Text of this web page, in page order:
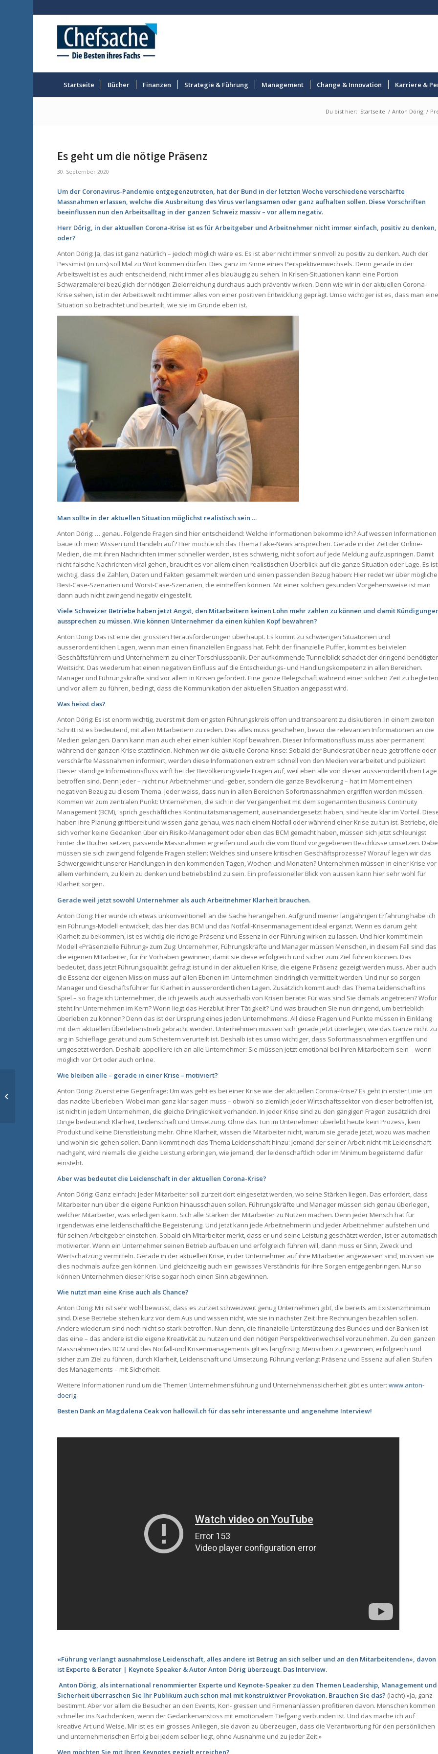
Startseite Bücher Finanzen Strategie & Führung Management Change & Innovation Karriere &
Du bist hier: Startseite / Anton Dörig /
Es geht um die nötige Präsenz
30. September 2020
Um der Coronavirus-Pandemie entgegenzutreten, hat der Bund in der letzten Woche verschiedene verschärfte
Massnahmen erlassen, welche die Ausbreitung des Virus verlangsamen oder ganz aufhalten sollen. Diese Vorschriften
beeinflussen nun den Arbeitsalltag in der ganzen Schweiz massiv – vor allem negativ.
Herr Dörig, in der aktuellen Corona-Krise ist es für Arbeitgeber und Arbeitnehmer nicht immer einfach, positiv zu denken,
oder?
Anton Dörig: Ja, das ist ganz natürlich – jedoch möglich wäre es. Es ist aber nicht immer sinnvoll zu positiv zu denken. Auch der
Pessimist (in uns) soll Mal zu Wort kommen dürfen. Dies ganz im Sinne eines Perspektivenwechsels. Denn gerade in der
Arbeitswelt ist es auch entscheidend, nicht immer alles blauäugig zu sehen. In Krisen-Situationen kann eine Portion
Schwarzmalerei bezüglich der nötigen Zielerreichung durchaus auch präventiv wirken. Denn wie wir in der aktuellen Corona-
Krise sehen, ist in der Arbeitswelt nicht immer alles von einer positiven Entwicklung geprägt. Umso wichtiger ist es, dass man
Situation so betrachtet und beurteilt, wie sie im Grunde eben ist.
Man sollte in der aktuellen Situation möglichst realistisch sein …
Anton Dörig: … genau. Folgende Fragen sind hier entscheidend: Welche Informationen bekomme ich? Auf wessen Informationen
baue ich mein Wissen und Handeln auf? Hier möchte ich das Thema Fake-News ansprechen. Gerade in der Zeit der Online-
Medien, die mit ihren Nachrichten immer schneller werden, ist es schwierig, nicht sofort auf jede Meldung aufzuspringen. Damit
nicht falsche Nachrichten viral gehen, braucht es vor allem einen realistischen Überblick auf die ganze Situation oder Lage. Es ist
wichtig, dass die Zahlen, Daten und Fakten gesammelt werden und einen passenden Bezug haben: Hier redet wir über mögliche
Best-Case-Szenarien und Worst-Case-Szenarien, die eintreffen können. Mit einer solchen gesunden Vorgehensweise ist man
dann auch nicht zwingend negativ eingestellt.
Viele Schweizer Betriebe haben jetzt Angst, den Mitarbeitern keinen Lohn mehr zahlen zu können und damit
aussprechen zu müssen. Wie können Unternehmer da einen kühlen Kopf bewahren?
Anton Dörig: Das ist eine der grössten Herausforderungen überhaupt. Es kommt zu schwierigen Situationen und
ausserordentlichen Lagen, wenn man einen finanziellen Engpass hat. Fehlt der finanzielle Puffer, kommt es bei vielen
Geschäftsführern und Unternehmern zu einer Torschlusspanik. Der aufkommende Tunnelblick schadet der dringend
Weitsicht. Das wiederum hat einen negativen Einfluss auf die Entscheidungs- und Handlungskompetenz in allen Bereichen.
Manager und Führungskräfte sind vor allem in Krisen gefordert. Eine ganze Belegschaft während einer solchen Zeit zu
und vor allem zu führen, bedingt, dass die Kommunikation der aktuellen Situation angepasst wird.
Was heisst das?
Anton Dörig: Es ist enorm wichtig, zuerst mit dem engsten Führungskreis offen und transparent zu diskutieren. In einem zweiten
Schritt ist es bedeutend, mit allen Mitarbeitern zu reden. Das alles muss geschehen, bevor die relevanten Informationen an die
Medien gelangen. Dann kann man auch eher einen kühlen Kopf bewahren. Dieser Informationsfluss muss aber permanent
während der ganzen Krise stattfinden. Nehmen wir die aktuelle Corona-Krise: Sobald der Bundesrat über neue getroffene oder
verschärfte Massnahmen informiert, werden diese Informationen extrem schnell von den Medien verarbeitet und publiziert.
Dieser ständige Informationsfluss wirft bei der Bevölkerung viele Fragen auf, weil eben alle von dieser ausserordentlichen Lage
betroffen sind. Denn jeder – nicht nur Arbeitnehmer und -geber, sondern die ganze Bevölkerung – hat im Moment einen
negativen Bezug zu diesem Thema. Jeder weiss, dass nun in allen Bereichen Sofortmassnahmen ergriffen werden müssen.
Kommen wir zum zentralen Punkt: Unternehmen, die sich in der Vergangenheit mit dem sogenannten Business Continuity
Management (BCM), sprich geschäftliches Kontinuitätsmanagement, auseinandergesetzt haben, sind heute klar im Vorteil.
haben ihre Planung griffbereit und wissen ganz genau, was nach einem Notfall oder während einer Krise zu tun ist. Betriebe, die
sich vorher keine Gedanken über ein Risiko-Management oder eben das BCM gemacht haben, müssen sich jetzt schleunigst
hinter die Bücher setzen, passende Massnahmen ergreifen und auch die vom Bund vorgegebenen Beschlüsse umsetzen.
müssen sie sich zwingend folgende Fragen stellen: Welches sind unsere kritischen Geschäftsprozesse? Worauf legen wir das
Schwergewicht unserer Handlungen in den kommenden Tagen, Wochen und Monaten? Unternehmen müssen in einer Krise vor
allem verhindern, zu klein zu denken und betriebsblind zu sein. Ein professioneller Blick von aussen kann hier sehr wohl für
Klarheit sorgen.
Gerade weil jetzt sowohl Unternehmer als auch Arbeitnehmer Klarheit brauchen.
Anton Dörig: Hier würde ich etwas unkonventionell an die Sache herangehen. Aufgrund meiner langjährigen Erfahrung habe ich
ein Führungs-Modell entwickelt, das hier das BCM und das Notfall-Krisenmanagement ideal ergänzt. Wenn es darum geht
Klarheit zu bekommen, ist es wichtig die richtige Präsenz und Essenz in der Führung wirken zu lassen. Und hier kommt mein
Modell «Präsenzielle Führung» zum Zug: Unternehmer, Führungskräfte und Manager müssen Menschen, in diesem Fall sind das
die eigenen Mitarbeiter, für ihr Vorhaben gewinnen, damit sie diese erfolgreich und sicher zum Ziel führen können. Das
bedeutet, dass jetzt Führungsqualität gefragt ist und in der aktuellen Krise, die eigene Präsenz gezeigt werden muss. Aber auch
die Essenz der eigenen Mission muss auf allen Ebenen im Unternehmen eindringlich vermittelt werden. Und nur so sorgen
Manager und Geschäftsführer für Klarheit in ausserordentlichen Lagen. Zusätzlich kommt auch das Thema Leidenschaft ins
Spiel – so frage ich Unternehmer, die ich jeweils auch ausserhalb von Krisen berate: Für was sind Sie damals angetreten? Wofür
steht Ihr Unternehmen im Kern? Worin liegt das Herzblut Ihrer Tätigkeit? Und was brauchen Sie nun dringend, um betrieblich
überleben zu können? Denn das ist der Ursprung eines jeden Unternehmens. All diese Fragen und Punkte müssen in Einklang
mit dem aktuellen Überlebenstrieb gebracht werden. Unternehmen müssen sich gerade jetzt überlegen, wie das Ganze nicht zu
arg in Schieflage gerät und zum Scheitern verurteilt ist. Deshalb ist es umso wichtiger, dass Sofortmassnahmen ergriffen und
umgesetzt werden. Deshalb appelliere ich an alle Unternehmer: Sie müssen jetzt emotional bei Ihren Mitarbeitern sein – wenn
möglich vor Ort oder auch online.
Wie bleiben alle – gerade in einer Krise – motiviert?
Anton Dörig: Zuerst eine Gegenfrage: Um was geht es bei einer Krise wie der aktuellen Corona-Krise? Es geht in erster Linie um
das nackte Überleben. Wobei man ganz klar sagen muss – obwohl so ziemlich jeder Wirtschaftssektor von dieser betroffen ist,
ist nicht in jedem Unternehmen, die gleiche Dringlichkeit vorhanden. In jeder Krise sind zu den gängigen Fragen zusätzlich drei
Dinge bedeutend: Klarheit, Leidenschaft und Umsetzung. Ohne das Tun im Untenehmen überlebt heute kein Prozess, kein
Produkt und keine Dienstleistung mehr. Ohne Klarheit, wissen die Mitarbeiter nicht, warum sie gerade jetzt, wozu was machen
und wohin sie gehen sollen. Dann kommt noch das Thema Leidenschaft hinzu: Jemand der seiner Arbeit nicht mit Leidenschaft
nachgeht, wird niemals die gleiche Leistung erbringen, wie jemand, der leidenschaftlich oder im Minimum begeisternd dafür
einsteht.
Aber was bedeutet die Leidenschaft in der aktuellen Corona-Krise?
Anton Dörig: Ganz einfach: Jeder Mitarbeiter soll zurzeit dort eingesetzt werden, wo seine Stärken liegen. Das erfordert, dass
Mitarbeiter nun über die eigene Funktion hinausschauen sollen. Führungskräfte und Manager müssen sich genau überlegen,
welcher Mitarbeiter, was erledigen kann. Sich alle Stärken der Mitarbeiter zu Nutzen machen. Denn jeder Mensch hat für
irgendetwas eine leidenschaftliche Begeisterung. Und jetzt kann jede Arbeitnehmerin und jeder Arbeitnehmer aufstehen und
für seinen Arbeitgeber einstehen. Sobald ein Mitarbeiter merkt, dass er und seine Leistung geschätzt werden, ist er automatisch
motivierter. Wenn ein Unternehmer seinen Betrieb aufbauen und erfolgreich führen will, dann muss er Sinn, Zweck und
Wertschätzung vermitteln. Gerade in der aktuellen Krise, in der Unternehmer auf ihre Mitarbeiter angewiesen sind, müssen sie
dies nochmals aufzeigen können. Und gleichzeitig auch ein gewisses Verständnis für ihre Sorgen entgegenbringen. Nur so
können Unternehmen dieser Krise sogar noch einen Sinn abgewinnen.
Wie nutzt man eine Krise auch als Chance?
Anton Dörig: Mir ist sehr wohl bewusst, dass es zurzeit schweizweit genug Unternehmen gibt, die bereits am Existenzminimum
sind. Diese Betriebe stehen kurz vor dem Aus und wissen nicht, wie sie in nächster Zeit ihre Rechnungen bezahlen sollen.
Andere wiederum sind noch nicht so stark betroffen. Nun denn, die finanzielle Unterstützung des Bundes und der Banken ist
das eine – das andere ist die eigene Kreativität zu nutzen und den nötigen Perspektivenwechsel vorzunehmen. Zu den ganzen
Massnahmen des BCM und des Notfall-und Krisenmanagements gilt es langfristig: Menschen zu gewinnen, erfolgreich und
sicher zum Ziel zu führen, durch Klarheit, Leidenschaft und Umsetzung. Führung verlangt Präsenz und Essenz auf allen Stufen
des Managements – mit Sicherheit.
Weitere Informationen rund um die Themen Unternehmensführung und Unternehmenssicherheit gibt es unter:www.anton-
doerig.
Besten Dank an Magdalena Ceak von hallowil.ch für das sehr interessante und angenehme Interview!
«Führung verlangt ausnahmslose Leidenschaft, alles andere ist Betrug an sich selber und an den Mitarbeitenden», davon
ist Experte & Berater | Keynote Speaker & Autor Anton Dörig überzeugt. Das Interview.
Anton Dörig, als international renommierter Experte und Keynote-Speaker zu den Themen Leadership, Management und
Sicherheit überraschen Sie Ihr Publikum auch schon mal mit konstruktiver Provokation. Brauchen Sie das? (lacht) «Ja, ganz
bestimmt. Aber vor allem die Besucher an den Events, Kon- gressen und Firmenanlässen profitieren davon. Menschen kommen
schneller ins Nachdenken, wenn der Gedankenanstoss mit emotionalem Tiefgang verbunden ist. Und das mache ich auf
kreative Art und Weise. Mir ist es ein grosses Anliegen, sie davon zu überzeugen, dass die Verantwortung für den persönlichen
und unternehmerischen Erfolg bei jedem selber liegt, ohne Ausnahme und zu jeder Zeit.»
Wen möchten Sie mit Ihren Keynotes gezielt erreichen?
SCHNITTSTELLEN-
MANAGEMENT – WIE
DIGITALISIERUNG UND
CORONA HELFEN ...